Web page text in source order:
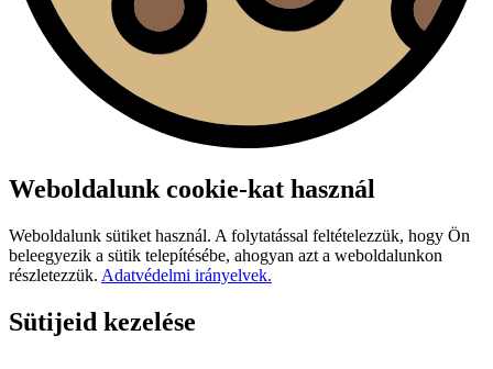
Weboldalunk cookie-kat használ
Weboldalunk sütiket használ. A folytatással feltételezzük, hogy Ön
beleegyezik a sütik telepítésébe, ahogyan azt a weboldalunkon
részletezzük. Adatvédelmi irányelvek.
Sütijeid kezelése